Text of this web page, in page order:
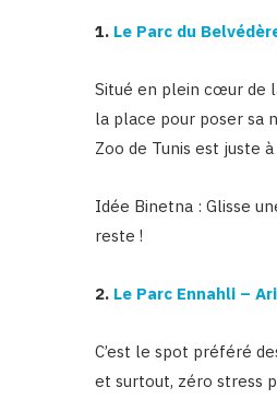
1. Le Parc du
Situé en plein cœur de
la place pour poser sa
Zoo de Tunis est juste
Idée Binetna : Glisse
reste !
2. Le Parc Ennahli –
C’est le spot préféré
et surtout, zéro stress